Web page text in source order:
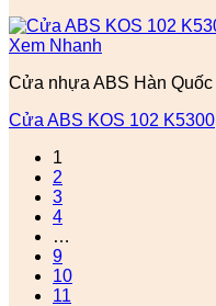
Xem Nhanh
Cửa nhựa ABS Hàn Quốc
Cửa ABS KOS 102 K5300
1
2
3
4
…
9
10
11